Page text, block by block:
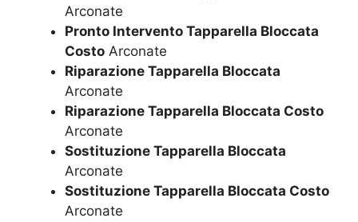
Arconate
Pronto Intervento Tapparella Bloccata
Costo Arconate
Riparazione Tapparella Bloccata
Arconate
Riparazione Tapparella Bloccata Costo
Arconate
Sostituzione Tapparella Bloccata
Arconate
Sostituzione Tapparella Bloccata Costo
Arconate